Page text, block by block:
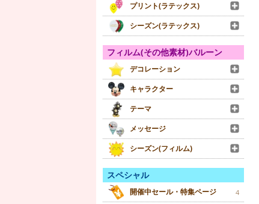
プリント(ラテックス)
シーズン(ラテックス)
フィルム(その他素材)バルーン
デコレーション
キャラクター
テーマ
メッセージ
シーズン(フィルム)
スペシャル
開催中セール・特集ページ 4